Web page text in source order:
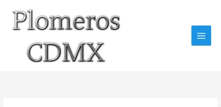
contenido